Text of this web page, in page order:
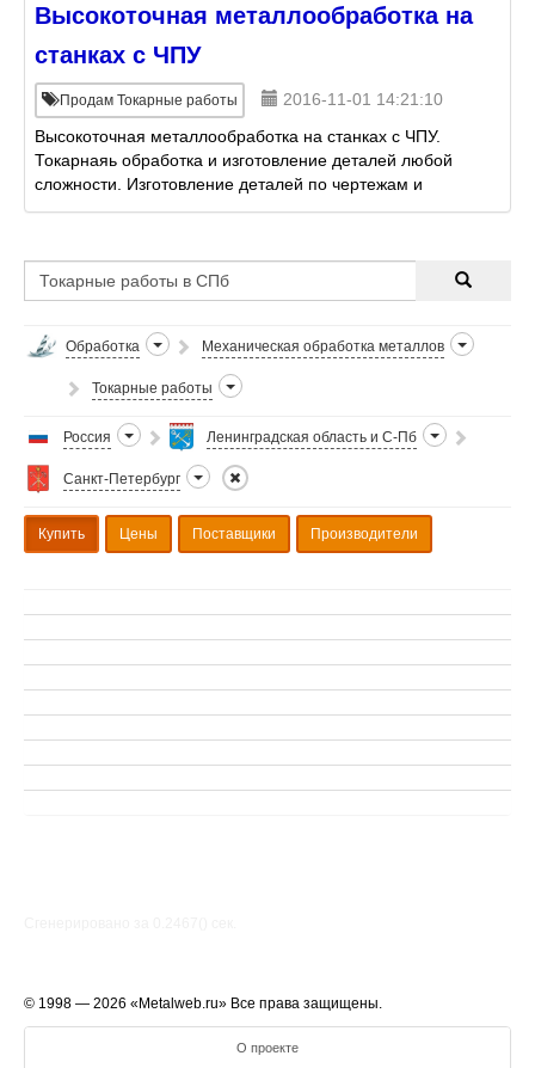
Высокоточная металлообработка на
станках с ЧПУ
Продам Токарные работы
2016-11-01 14:21:10
Высокоточная металлообработка на станках с ЧПУ.
Токарнаяь обработка и изготовление деталей любой
сложности. Изготовление деталей по чертежам и
цифровым моделям Заказчика. Штучное,
Обработка Механическая обработка металлов
Токарные работы
Россия Ленинградская область и С-Пб
Санкт-Петербург
Купить Цены Поставщики Производители
© 1998 — 2026 «Metalweb.ru» Все права защищены.
О проекте